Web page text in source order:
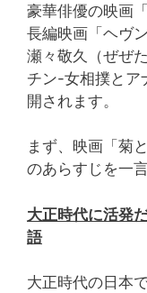
豪華俳優の映画
長編映画「ヘヴ
瀬々敬久（ぜぜ
チン-女相撲とア
開されます。
まず、映画「菊
のあらすじを一
大正時代に活発
語
大正時代の日本